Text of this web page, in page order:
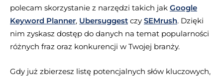
polecam skorzystanie z narzędzi takich jak Google
Keyword Planner, Ubersuggest czy SEMrush. Dzięki
nim zyskasz dostęp do danych na temat popularności
różnych fraz oraz konkurencji w Twojej branży.
Gdy już zbierzesz listę potencjalnych słów kluczowych,